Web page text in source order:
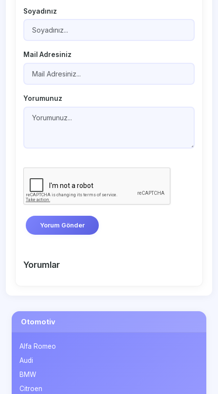
Soyadınız
Mail Adresiniz
Yorumunuz
Yorum Gönder
Yorumlar
Otomotiv
Alfa Romeo
Audi
BMW
Citroen